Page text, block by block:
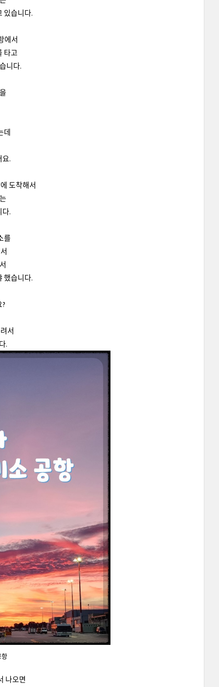
있습니다.
에서
타고
니다.
데
요.
도착해서
다.
를
했습니다.
서
.
항
나오면